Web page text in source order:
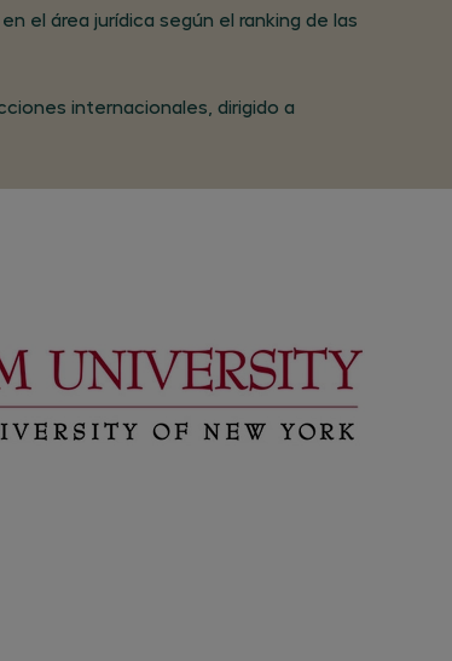
el área jurídica según el ranking de las
internacionales, dirigido a